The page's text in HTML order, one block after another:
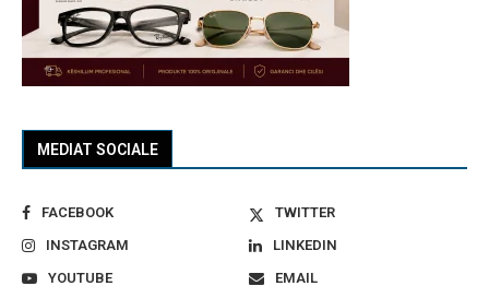
MEDIAT SOCIALE
FACEBOOK
TWITTER
INSTAGRAM
LINKEDIN
YOUTUBE
EMAIL